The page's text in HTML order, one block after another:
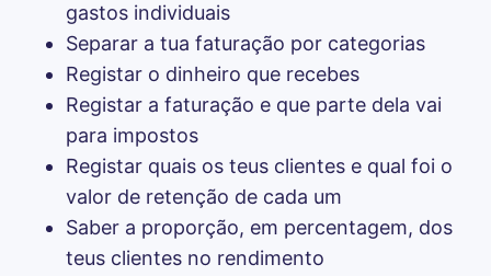
gastos individuais
Separar a tua faturação por categorias
Registar o dinheiro que recebes
Registar a faturação e que parte dela vai
para impostos
Registar quais os teus clientes e qual foi o
valor de retenção de cada um
Saber a proporção, em percentagem, dos
teus clientes no rendimento